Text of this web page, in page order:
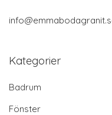
Kategorier
Badrum
Fönster